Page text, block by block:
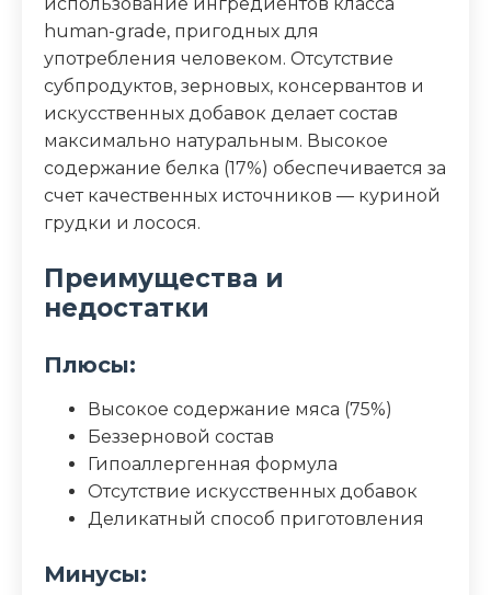
human-grade, пригодных для
употребления человеком. Отсутствие
субпродуктов, зерновых, консервантов и
искусственных добавок делает состав
максимально натуральным. Высокое
содержание белка (17%) обеспечивается за
счет качественных источников — куриной
грудки и лосося.
Преимущества и
недостатки
Плюсы:
Высокое содержание мяса (75%)
Беззерновой состав
Гипоаллергенная формула
Отсутствие искусственных добавок
Деликатный способ приготовления
Минусы: